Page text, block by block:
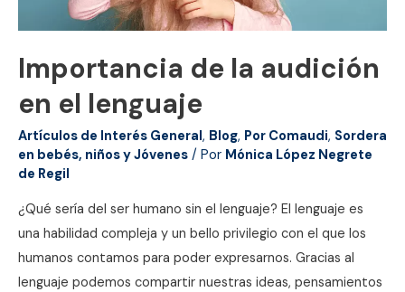
Importancia de la audición
en el lenguaje
Artículos de Interés General, Blog, Por Comaudi, Sordera
en bebés, niños y Jóvenes / Por Mónica López Negrete
de Regil
¿Qué sería del ser humano sin el lenguaje? El lenguaje es
una habilidad compleja y un bello privilegio con el que los
humanos contamos para poder expresarnos. Gracias al
lenguaje podemos compartir nuestras ideas, pensamientos